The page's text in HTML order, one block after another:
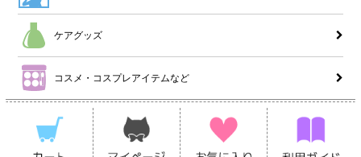
ケアグッズ
コスメ・コスプレアイテムなど